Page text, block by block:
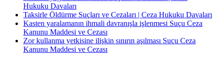
Hukuku Davaları
Taksirle Öldürme Suçları ve Cezaları | Ceza Hukuku Davaları
Kasten yaralamanın ihmali davranışla işlenmesi Suçu Ceza
Kanunu Maddesi ve Cezası
Zor kullanma yetkisine ilişkin sınırın aşılması Suçu Ceza
Kanunu Maddesi ve Cezası